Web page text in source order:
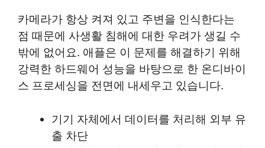
카메라가 항상 켜져 있고 주변을 인식한다는
점 때문에 사생활 침해에 대한 우려가 생길 수
밖에 없어요. 애플은 이 문제를 해결하기 위해
강력한 하드웨어 성능을 바탕으로 한 온디바이
스 프로세싱을 전면에 내세우고 있습니다.
기기 자체에서 데이터를 처리해 외부 유
출 차단